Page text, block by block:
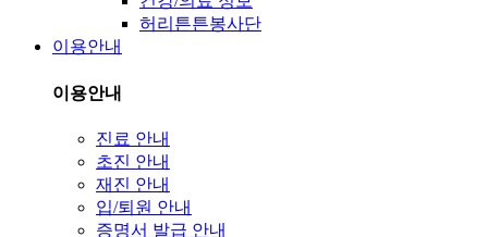
허리튼튼봉사단
이용안내
이용안내
진료 안내
초진 안내
재진 안내
입/퇴원 안내
증명서 발급 안내